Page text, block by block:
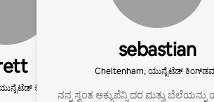
ಕಿಂಗ್‍ಡಮ್
sebastian
Cheltenham, ಯುನೈಟೆಡ್
ನನ್ನ ಸ್ವಂತ ಆಕ್ಯುಪೆನ್ಸಿ ದರ ಮತ್ತು